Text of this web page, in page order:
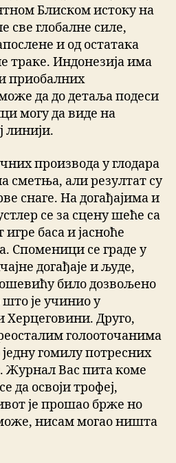
Блиском истоку на
све глобалне силе,
и од остатака
траке. Индонезија има
приобалних
да до детаља подеси
могу да виде на
линији.
производа у глодара
сметња, али резултат су
снаге. На догађајима и
се за сцену шеће са
баса и јасноће
Споменици се граде у
догађаје и људе,
било дозвољено
је учинио у
Херцеговини. Друго,
голооточанима
гомилу потресних
Журнал Вас пита коме
да освоји трофеј,
је прошао брже но
нисам могао ништа